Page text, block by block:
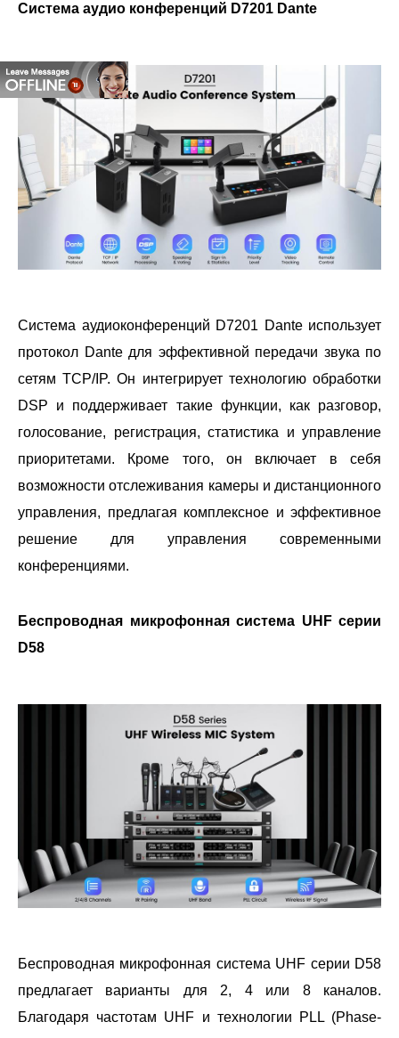
Система аудио конференций D7201 Dante
Система аудиоконференций D7201 Dante использует
протокол Dante для эффективной передачи звука по
сетям TCP/IP. Он интегрирует технологию обработки
DSP и поддерживает такие функции, как разговор,
голосование, регистрация, статистика и управление
приоритетами. Кроме того, он включает в себя
возможности отслеживания камеры и дистанционного
управления, предлагая комплексное и эффективное
решение для управления современными
конференциями.
Беспроводная микрофонная система UHF серии
D58
Беспроводная микрофонная система UHF серии D58
предлагает варианты для 2, 4 или 8 каналов.
Благодаря частотам UHF и технологии PLL (Phase-